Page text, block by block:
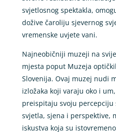
svjetlosnog spektakla,
dožive čaroliju sjevernog
vremenske uvjete vani.
Najneobičniji muzeji na
mjesta poput Muzeja
Slovenija. Ovaj muzej nudi
izložaka koji varaju oko i
preispitaju svoju percepciju
svjetla, sjena i perspektive,
iskustva koja su